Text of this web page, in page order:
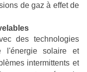
de gaz à effet de
des technologies
l'énergie solaire et
intermittents et